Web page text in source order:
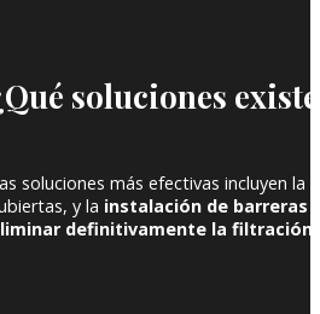
soluciones
soluciones más efectivas incluyen la
y la instalación de barreras
definitivamente la filtración